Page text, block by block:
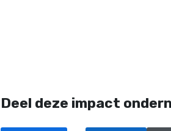
Deel deze impact